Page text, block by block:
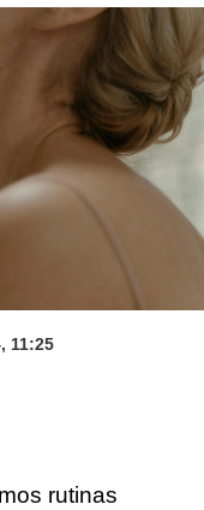
Foto: Pexels
la piel?
11:25
rutinas